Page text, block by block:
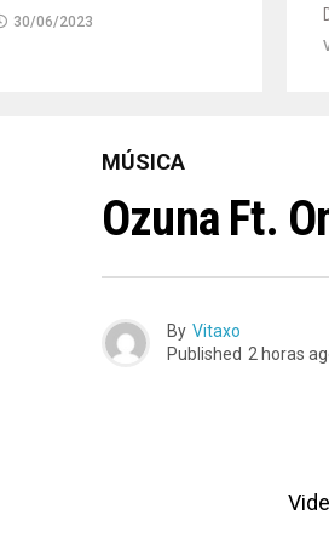
30/06/2023
MÚSICA
Ozuna Ft.
By Vitaxo
Published 2 horas